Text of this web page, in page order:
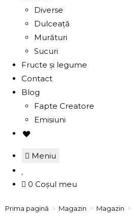
Diverse
Dulceață
Murături
Sucuri
Fructe și legume
Contact
Blog
Fapte Creatore
Emisiuni
Meniu
0 Coșul meu
Prima pagină > Magazin > Magazin >